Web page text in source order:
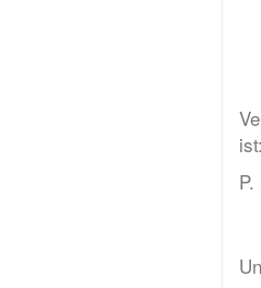
ist: